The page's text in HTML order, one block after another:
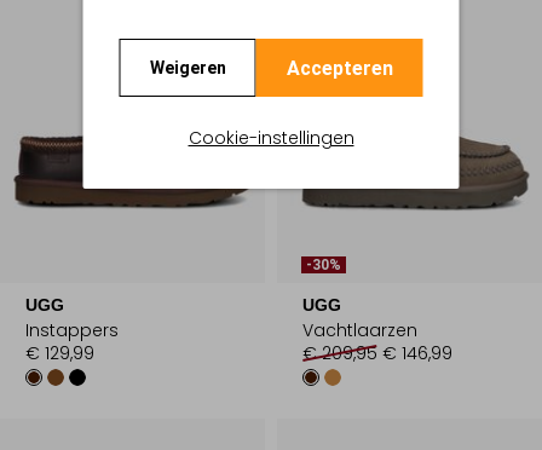
Weigeren Accepteren
Cookie-instellingen
UGG
Instappers
€ 129,99
-30%
UGG
Vachtlaarzen
€ 209,95 € 146,99